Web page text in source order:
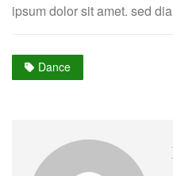
ipsum dolor sit amet. sed
Dance